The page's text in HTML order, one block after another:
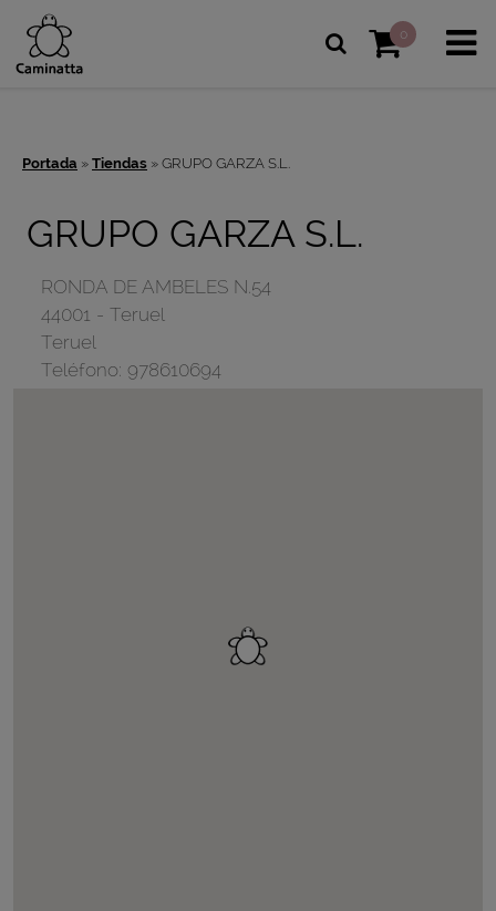
0
Portada » Tiendas » GRUPO GARZA S.L.
GRUPO GARZA S.L.
RONDA DE AMBELES N.54
44001 - Teruel
Teruel
Teléfono: 978610694